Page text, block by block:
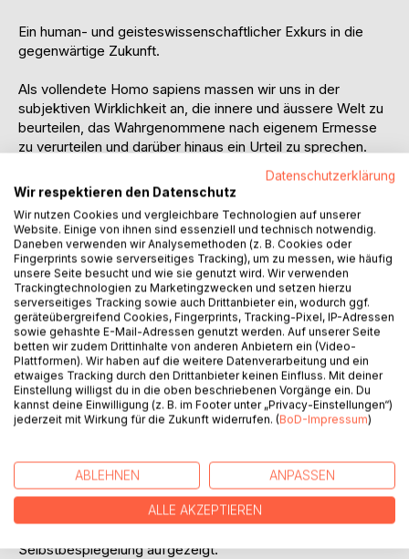
Ein human- und geisteswissenschaftlicher Exkurs in die
gegenwärtige Zukunft.
Als vollendete Homo sapiens massen wir uns in der
subjektiven Wirklichkeit an, die innere und äussere Welt zu
beurteilen, das Wahrgenommene nach eigenem Ermesse
zu verurteilen und darüber hinaus ein Urteil zu sprechen.
Verblendeten und zugesprochen Verantwortlichen
herangebildet. Der Homo deus hat in uns seine Gestalt
aufgerichtet.
Ein geistig «Alles» hat sich in uns heranzubilden, damit es
mit dem gegenteiligen Prinzip, dem geistigen «Nichts», in
ein bewusstes Verhältnis treten kann. Das Eine beruft sich
auf die Frage «sein oder nicht sein» und das Andere
antwortet mit «sein und nichts-sein».
Die beiden Prinzipien sind polar zueinander angelegt. Sie
benötigen ein vermittelndes Element, das «seiende Sein».
Viele bilden sich ein, diesen Zustand mit auserlesenen
Wo wir uns in diesem evolutiven Vorgang gegenwärtig
selbst aufhalten, sei dies im Christentum, im Judentum, im
Islam oder in der östlichen Philosophie, wird uns in der
Selbstbespiegelung aufgezeigt.
Datenschutzerklärung
Wir respektieren den Datenschutz
Wir nutzen Cookies und vergleichbare Technologien auf unserer
Website. Einige von ihnen sind essenziell und technisch notwendig.
Daneben verwenden wir Analysemethoden (z. B. Cookies oder
Fingerprints sowie serverseitiges Tracking), um zu messen, wie häufig
unsere Seite besucht und wie sie genutzt wird. Wir verwenden
Trackingtechnologien zu Marketingzwecken und setzen hierzu
serverseitiges Tracking sowie auch Drittanbieter ein, wodurch ggf.
geräteübergreifend Cookies, Fingerprints, Tracking-Pixel, IP-Adressen
sowie gehashte E-Mail-Adressen genutzt werden. Auf unserer Seite
betten wir zudem Drittinhalte von anderen Anbietern ein (Video-
Plattformen). Wir haben auf die weitere Datenverarbeitung und ein
etwaiges Tracking durch den Drittanbieter keinen Einfluss. Mit deiner
Einstellung willigst du in die oben beschriebenen Vorgänge ein. Du
kannst deine Einwilligung (z. B. im Footer unter „Privacy-Einstellungen“)
jederzeit mit Wirkung für die Zukunft widerrufen. (BoD-Impressum)
ABLEHNEN ANPASSEN
ALLE AKZEPTIEREN